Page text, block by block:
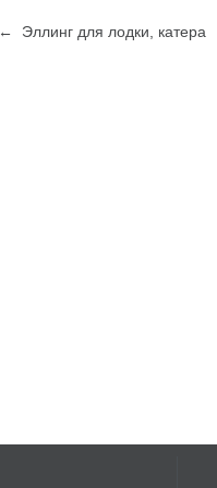
← Эллинг для лодки, катера